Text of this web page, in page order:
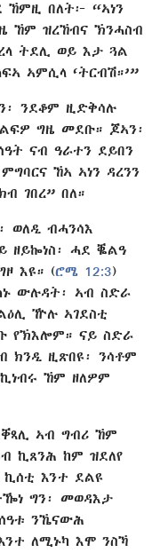
ኸምዚ በለት፦ “ኣነን
ኸም ዝረኸብና ኽንሓስብ
ትደሊ ወይ እታ ጓል
ኣምሲላ ‘ትርብሽ።’”
ንደቆም ዚድቅሳሉ
ግዜ መደቡ። ጆኣን፡
ናብ ዓራተን ደይበን
ኸኣ ኣነን ዳረንን
ገበረ” በለ።
ወለዲ ብሓንሳእ
ዘይኰነስ፡ ሓደ ቘልዓ
እዩ። (ሮሜ 12:3)
ውሉዳት፡ ኣብ ስድራ
ዅሉ ኣገደስቲ
የኽእሎም። ናይ ስድራ
ዚጽበዩ፡ ንሳቶም
ኸም ዘለዎም
ኣብ ግብሪ ኸም
ኪጸንሕ ከም ዝደለየ
ኪሰቲ እንተ ደልዩ
ግን፡ መወዳእታ
ንኼናውሕ
ለሚኑካ እሞ ንስኻ